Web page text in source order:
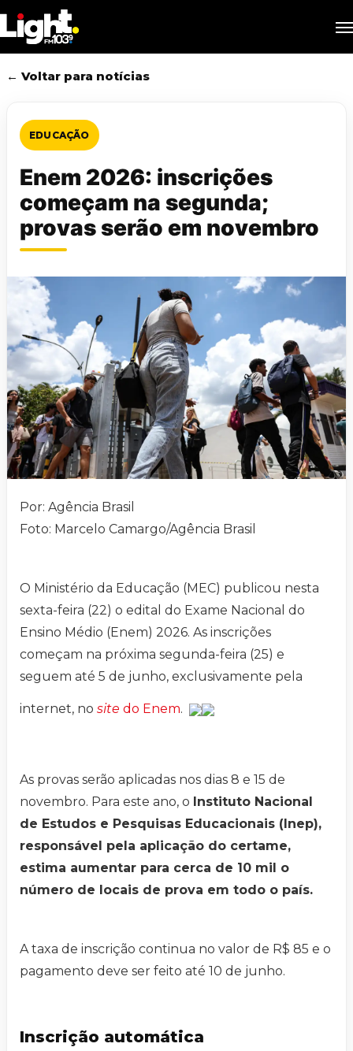
to
main
content
← Voltar para notícias
EDUCAÇÃO
Enem 2026: inscrições
começam na segunda;
provas serão em novembro
Por: Agência Brasil
Foto: Marcelo Camargo/Agência Brasil
O Ministério da Educação (MEC) publicou nesta
sexta-feira (22) o edital do Exame Nacional do
Ensino Médio (Enem) 2026. As inscrições
começam na próxima segunda-feira (25) e
seguem até 5 de junho, exclusivamente pela
internet, no site do Enem.
As provas serão aplicadas nos dias 8 e 15 de
novembro. Para este ano, o Instituto Nacional
de Estudos e Pesquisas Educacionais (Inep),
responsável pela aplicação do certame,
estima aumentar para cerca de 10 mil o
número de locais de prova em todo o país.
A taxa de inscrição continua no valor de R$ 85 e o
pagamento deve ser feito até 10 de junho.
Inscrição automática